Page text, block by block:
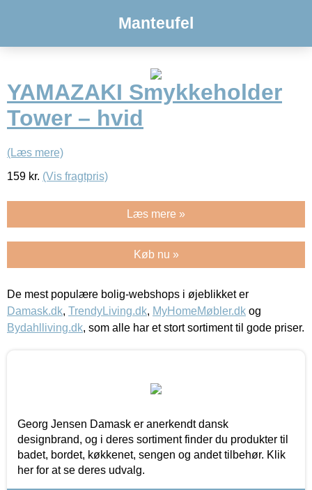
Manteufel
YAMAZAKI Smykkeholder
Tower – hvid
(Læs mere)
159 kr. (Vis fragtpris)
Læs mere »
Køb nu »
De mest populære bolig-webshops i øjeblikket er
Damask.dk, TrendyLiving.dk, MyHomeMøbler.dk og
Bydahlliving.dk, som alle har et stort sortiment til gode priser.
Georg Jensen Damask er anerkendt dansk
designbrand, og i deres sortiment finder du produkter til
badet, bordet, køkkenet, sengen og andet tilbehør. Klik
her for at se deres udvalg.